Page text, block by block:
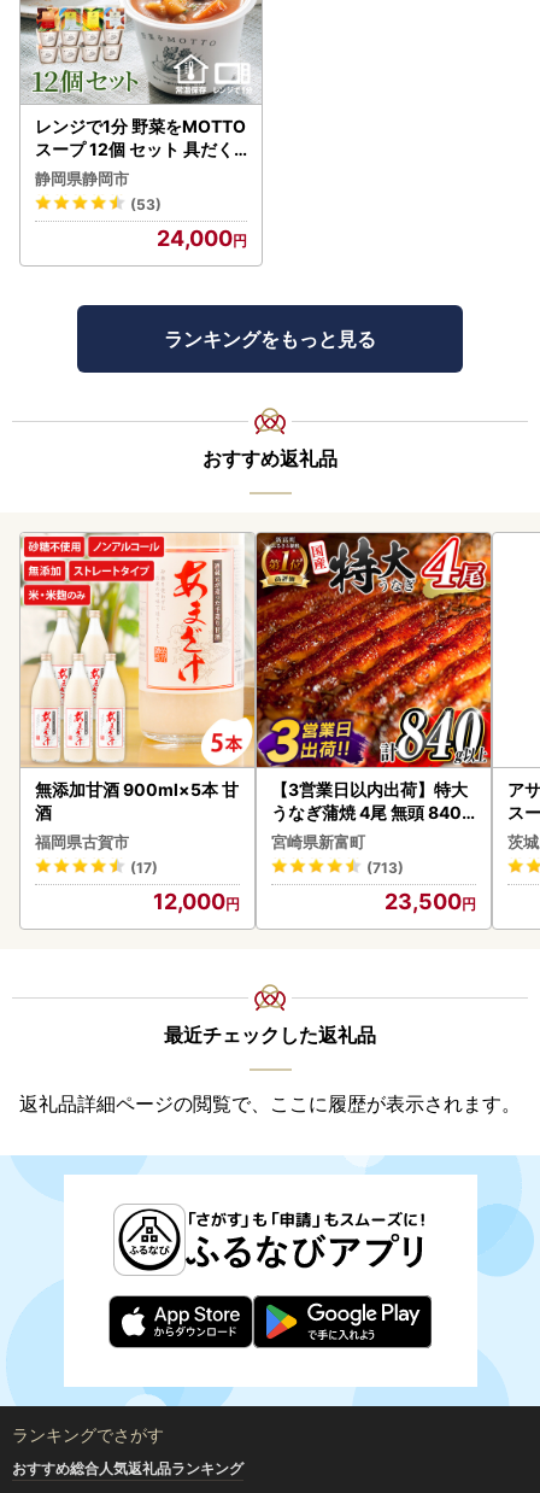
レンジで1分 野菜をMOTTO
スープ 12個 セット 具だく
さんスープ 朝食 惣菜 国産
野菜 常温保存
静岡県静岡市
(53)
24,000
ランキングをもっと見る
おすすめ返礼品
無添加甘酒 900ml×5本 甘
酒
福岡県古賀市
(17)
12,000
【3営業日以内出荷】特大
うなぎ蒲焼 4尾 無頭 840g
以上 C388-840-3D
宮崎県新富町
(713)
23,500
ア
ス
8本
茨
最近チェックした返礼品
返礼品詳細ページの閲覧で、ここに履歴が表示されます。
ランキングでさがす
おすすめ総合人気返礼品ランキング